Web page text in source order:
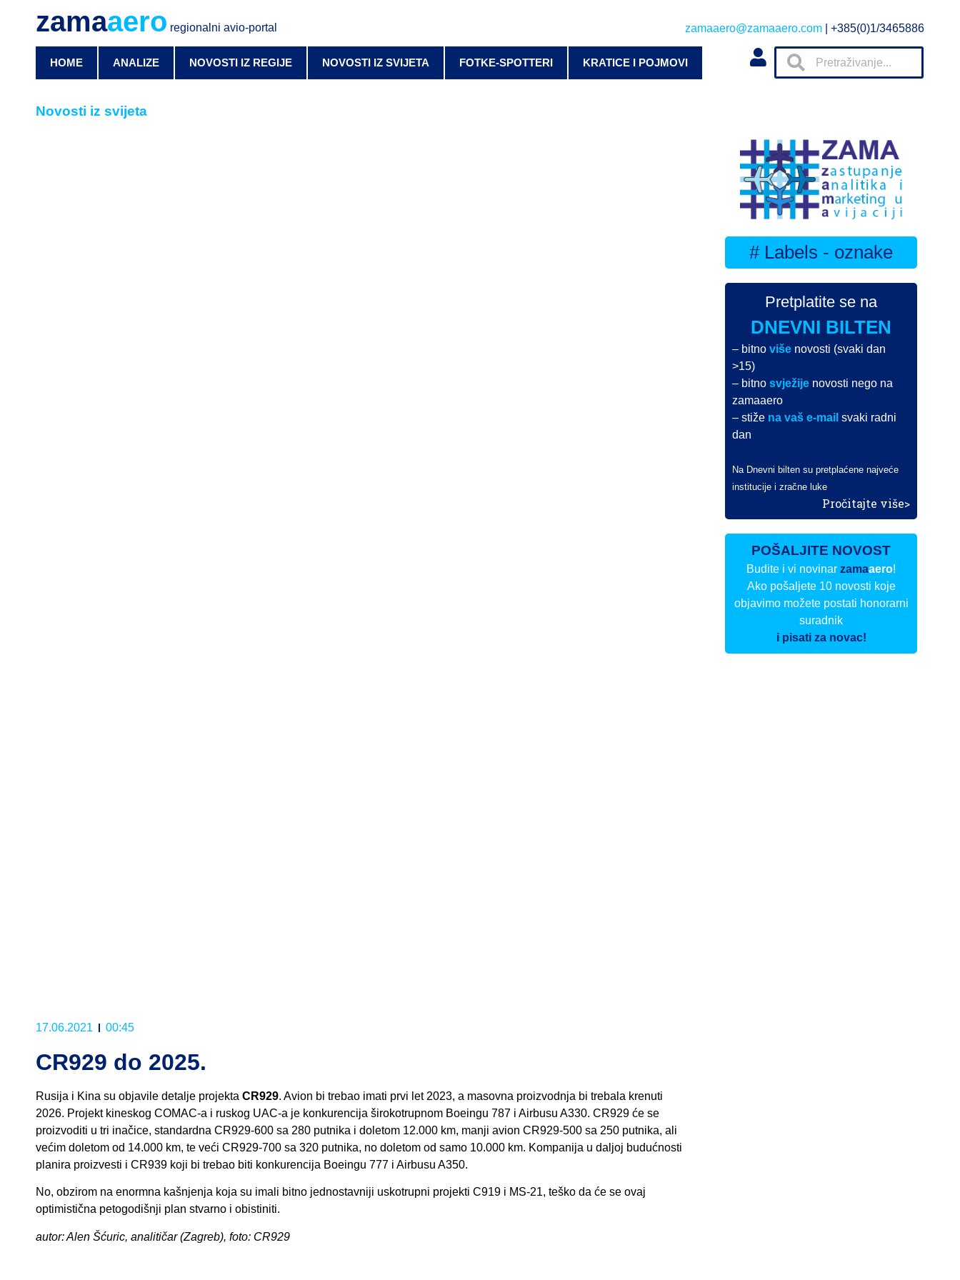
zamaaero regionalni avio-portal zamaaero@zamaaero.com | +385(0)1/3465886
HOME ANALIZE NOVOSTI IZ REGIJE NOVOSTI IZ SVIJETA FOTKE-SPOTTERI KRATICE I POJMOVI
Novosti iz svijeta
17.06.2021 00:45
CR929 do 2025.
Rusija i Kina su objavile detalje projekta CR929. Avion bi trebao imati prvi let 2023, a masovna proizvodnja bi trebala krenuti
2026. Projekt kineskog COMAC-a i ruskog UAC-a je konkurencija širokotrupnom Boeingu 787 i Airbusu A330. CR929 će se
proizvoditi u tri inačice, standardna CR929-600 sa 280 putnika i doletom 12.000 km, manji avion CR929-500 sa 250 putnika, ali
većim doletom od 14.000 km, te veći CR929-700 sa 320 putnika, no doletom od samo 10.000 km. Kompanija u daljoj budućnosti
planira proizvesti i CR939 koji bi trebao biti konkurencija Boeingu 777 i Airbusu A350.
No, obzirom na enormna kašnjenja koja su imali bitno jednostavniji uskotrupni projekti C919 i MS-21, teško da će se ovaj
optimistična petogodišnji plan stvarno i obistiniti.
autor: Alen Šćuric, analitičar (Zagreb), foto: CR929
# Labels - oznake
Pretplatite se na
DNEVNI BILTEN
– bitnoviše novosti (svaki dan
>15)
– bitnosvježije novosti nego na
zamaaero
– stiže na vaš e-mail svaki radni
dan
Na Dnevni bilten su pretplaćene najveće
institucije i zračne luke
Pročitajte više>
POŠALJITE NOVOST
Budite i vi novinarzamaaero!
Ako pošaljete 10 novosti koje
objavimo možete postati honorarni
suradnik
i pisati za novac!